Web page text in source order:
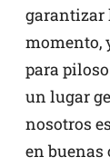
garantizar
momento,
para
un lugar
nosotros
en buenas